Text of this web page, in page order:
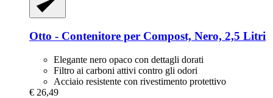
Otto -​ Contenitore per Compost, Nero, 2,5 Litri
Elegante nero opaco con dettagli dorati
Filtro ai carboni attivi contro gli odori
Acciaio resistente con rivestimento protettivo
€ 26,49